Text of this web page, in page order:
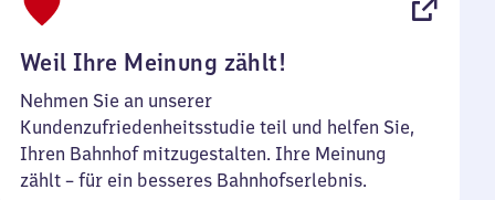
Weil Ihre Meinung zählt!
Nehmen Sie an unserer
Kundenzufriedenheitsstudie teil und helfen Sie,
Ihren Bahnhof mitzugestalten. Ihre Meinung
zählt – für ein besseres Bahnhofserlebnis.